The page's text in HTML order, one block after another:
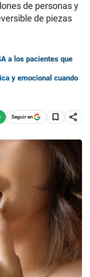
de personas y
de piezas
a los pacientes que
y emocional cuando
Seguir en